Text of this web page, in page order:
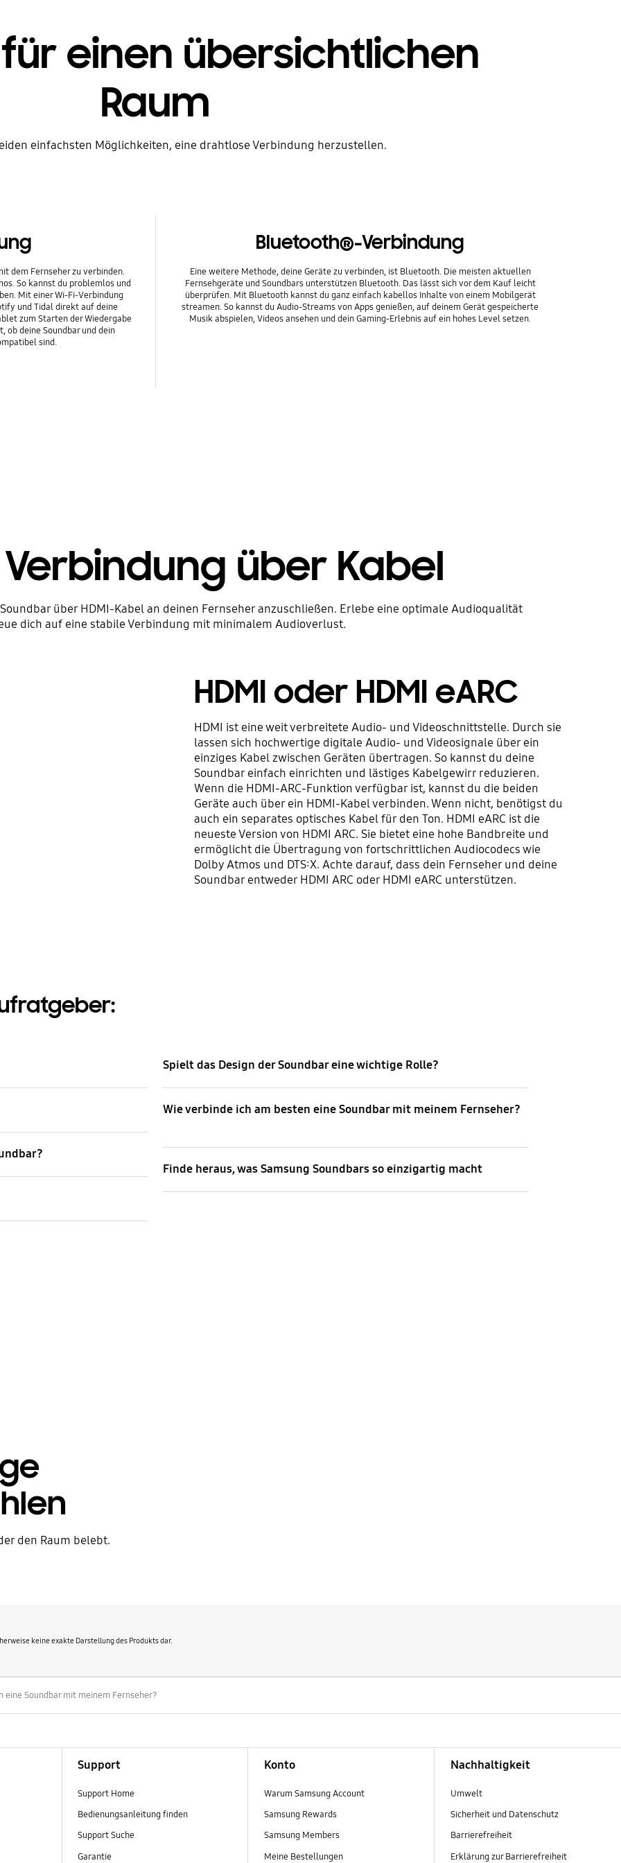
einen übersichtlichen
Raum
einfachsten Möglichkeiten, eine drahtlose Verbindung herzustellen.
dem Fernseher zu verbinden.
So kannst du problemlos und
Mit einer Wi-Fi-Verbindung
und Tidal direkt auf deine
zum Starten der Wiedergabe
ob deine Soundbar und dein
sind.
Bluetooth®-Verbindung
Eine weitere Methode, deine Geräte zu verbinden, ist Bluetooth. Die meisten aktuellen
Fernsehgeräte und Soundbars unterstützen Bluetooth. Das lässt sich vor dem Kauf leicht
überprüfen. Mit Bluetooth kannst du ganz einfach kabellos Inhalte von einem Mobilgerät
streamen. So kannst du Audio-Streams von Apps genießen, auf deinem Gerät gespeicherte
Musik abspielen, Videos ansehen und dein Gaming-Erlebnis auf ein hohes Level setzen.
über Kabel
über HDMI-Kabel an deinen Fernseher anzuschließen. Erlebe eine optimale Audioqualität
dich auf eine stabile Verbindung mit minimalem Audioverlust.
HDMI oder HDMI eARC
HDMI ist eine weit verbreitete Audio- und Videoschnittstelle. Durch sie
lassen sich hochwertige digitale Audio- und Videosignale über ein
einziges Kabel zwischen Geräten übertragen. So kannst du deine
Soundbar einfach einrichten und lästiges Kabelgewirr reduzieren.
Wenn die HDMI-ARC-Funktion verfügbar ist, kannst du die beiden
Geräte auch über ein HDMI-Kabel verbinden. Wenn nicht, benötigst du
auch ein separates optisches Kabel für den Ton. HDMI eARC ist die
neueste Version von HDMI ARC. Sie bietet eine hohe Bandbreite und
ermöglicht die Übertragung von fortschrittlichen Audiocodecs wie
Dolby Atmos und DTS:X. Achte darauf, dass dein Fernseher und deine
Soundbar entweder HDMI ARC oder HDMI eARC unterstützen.
Spielt das Design der Soundbar eine wichtige Rolle?
Wie verbinde ich am besten eine Soundbar mit meinem Fernseher?
Finde heraus, was Samsung Soundbars so einzigartig macht
den Raum belebt.
keine exakte Darstellung des Produkts dar.
eine Soundbar mit meinem Fernseher?
Support
Support Home
Bedienungsanleitung finden
Support Suche
Garantie
Konto
Warum Samsung Account
Samsung Rewards
Samsung Members
Meine Bestellungen
Nachhaltigkeit
Umwelt
Sicherheit und Datenschutz
Barrierefreiheit
Erklärung zur Barrierefreiheit